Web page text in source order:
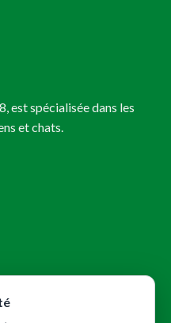
est spécialisée dans les
et chats.